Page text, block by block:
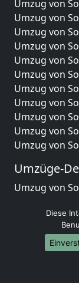
Umzug von
Umzug von
Umzug von
Umzug von
Umzug von
Umzug von
Umzug von
Umzug von
Umzug von
Umzug von
Umzug von
Umzüge-
Umzug von
Umzug von
Umzug von
Umzug von
Umzug von
Umzug von
Diese